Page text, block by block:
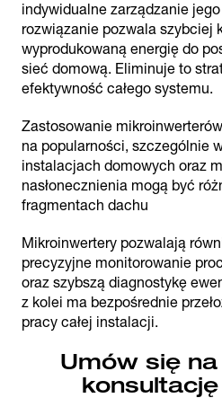
indywidualne zarządzanie
rozwiązanie pozwala szybciej
wyprodukowaną energię do
sieć domową. Eliminuje to
efektywność całego systemu.
Zastosowanie
na popularności, szczególnie
instalacjach domowych oraz
nasłonecznienia mogą być
fragmentach dachu
Mikroinwertery pozwalają
precyzyjne monitorowanie
oraz szybszą diagnostykę
z kolei ma bezpośrednie
pracy całej instalacji.
Umów się na